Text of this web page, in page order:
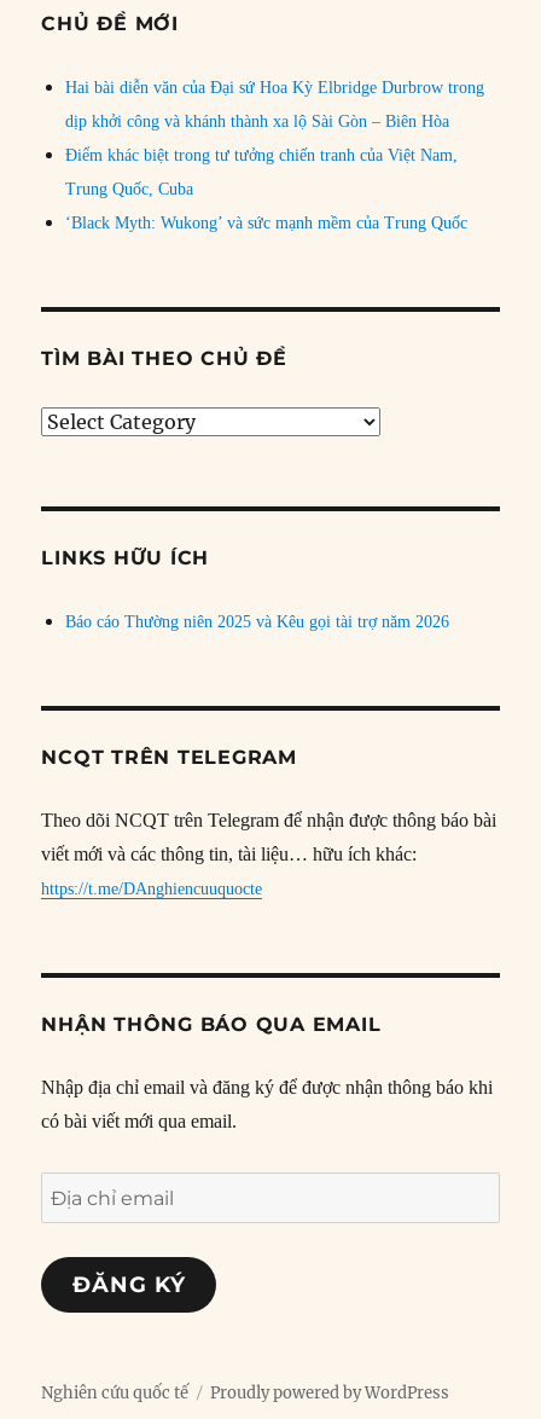
CHỦ ĐỀ MỚI
Hai bài diễn văn của Đại sứ Hoa Kỳ Elbridge Durbrow trong
dịp khởi công và khánh thành xa lộ Sài Gòn – Biên Hòa
Điểm khác biệt trong tư tưởng chiến tranh của Việt Nam,
Trung Quốc, Cuba
‘Black Myth: Wukong’ và sức mạnh mềm của Trung Quốc
TÌM BÀI THEO CHỦ ĐỀ
Tìm
đề
LINKS HỮU ÍCH
Báo cáo Thường niên 2025 và Kêu gọi tài trợ năm 2026
NCQT TRÊN TELEGRAM
Theo dõi NCQT trên Telegram để nhận được thông báo bài
viết mới và các thông tin, tài liệu… hữu ích khác:
https://t.me/DAnghiencuuquocte
NHẬN THÔNG BÁO QUA EMAIL
Nhập địa chỉ email và đăng ký để được nhận thông báo khi
có bài viết mới qua email.
Địa
chỉ
email
ĐĂNG KÝ
Nghiên cứu quốc tế Proudly powered by WordPress